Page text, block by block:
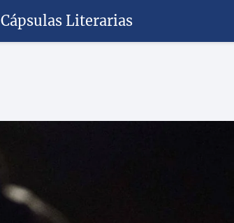
Cápsulas Literarias